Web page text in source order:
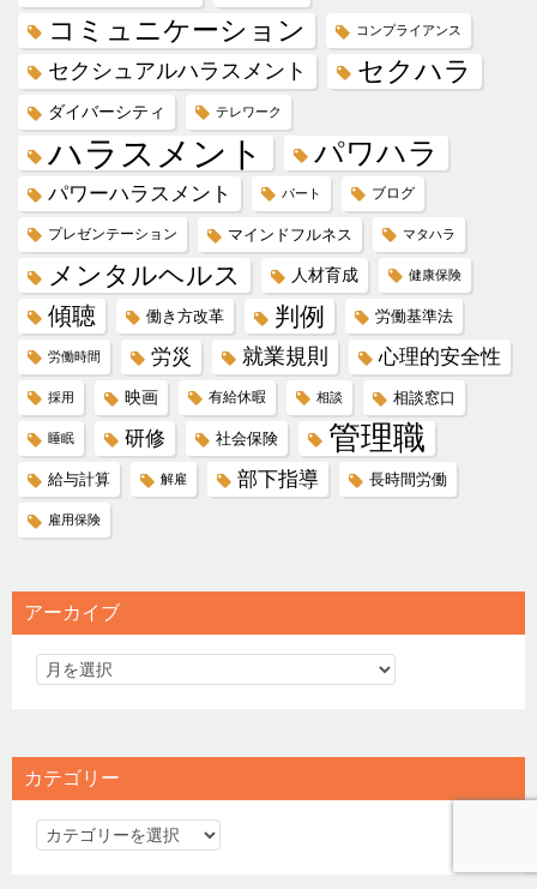
コミュニケーション コンプライアンス
セクシュアルハラスメント セクハラ
ダイバーシティ テレワーク
ハラスメント パワハラ
パワーハラスメント パート ブログ
プレゼンテーション マインドフルネス マタハラ
メンタルヘルス 人材育成 健康保険
傾聴 働き方改革 判例 労働基準法
労働時間 労災 就業規則 心理的安全性
採用 映画 有給休暇 相談 相談窓口
睡眠 研修 社会保険 管理職
給与計算 解雇 部下指導 長時間労働
雇用保険
アーカイブ
カテゴリー
カ